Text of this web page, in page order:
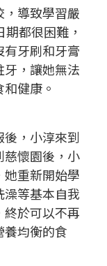
，導致學習嚴
都很困難，
有牙刷和牙膏
牙，讓她無法
健康。
，小淳來到
慈懷園後，小
她重新開始學
澡等基本自我
終於可以不再
養均衡的食